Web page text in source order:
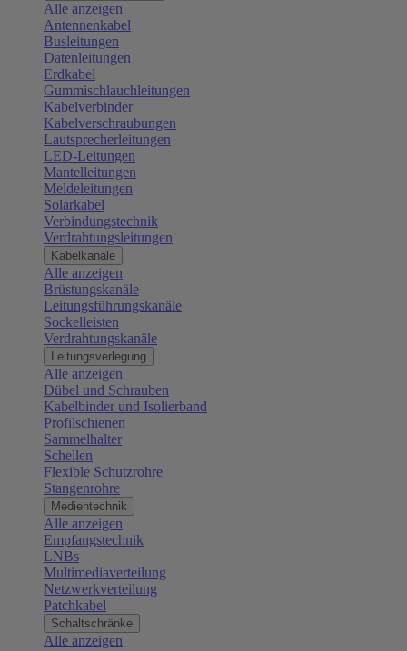
Alle anzeigen
Antennenkabel
Busleitungen
Datenleitungen
Erdkabel
Gummischlauchleitungen
Kabelverbinder
Kabelverschraubungen
Lautsprecherleitungen
LED-Leitungen
Mantelleitungen
Meldeleitungen
Solarkabel
Verbindungstechnik
Verdrahtungsleitungen
Kabelkanäle
Alle anzeigen
Brüstungskanäle
Leitungsführungskanäle
Sockelleisten
Verdrahtungskanäle
Leitungsverlegung
Alle anzeigen
Dübel und Schrauben
Kabelbinder und Isolierband
Profilschienen
Sammelhalter
Schellen
Flexible Schutzrohre
Stangenrohre
Medientechnik
Alle anzeigen
Empfangstechnik
LNBs
Multimediaverteilung
Netzwerkverteilung
Patchkabel
Schaltschränke
Alle anzeigen